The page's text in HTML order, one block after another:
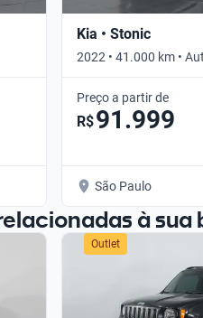
Kia • Stonic
2022 • 41.000 km •
Preço a partir de
R$91.999
São Paulo
à sua
Outlet